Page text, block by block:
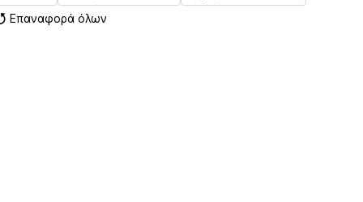
Επαναφορά όλων